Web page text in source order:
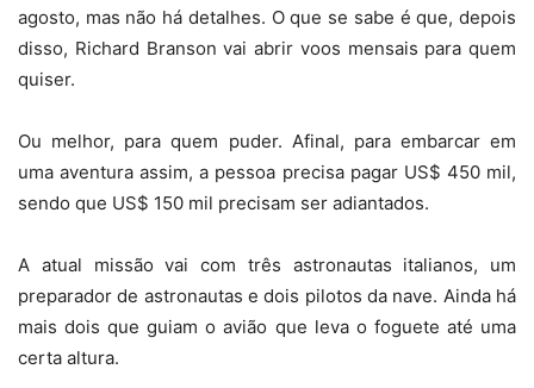
agosto, mas não há detalhes. O que se sabe é que, depois
disso, Richard Branson vai abrir voos mensais para quem
quiser.
Ou melhor, para quem puder. Afinal, para embarcar em
uma aventura assim, a pessoa precisa pagar US$ 450 mil,
sendo que US$ 150 mil precisam ser adiantados.
A atual missão vai com três astronautas italianos, um
preparador de astronautas e dois pilotos da nave. Ainda há
mais dois que guiam o avião que leva o foguete até uma
certa altura.